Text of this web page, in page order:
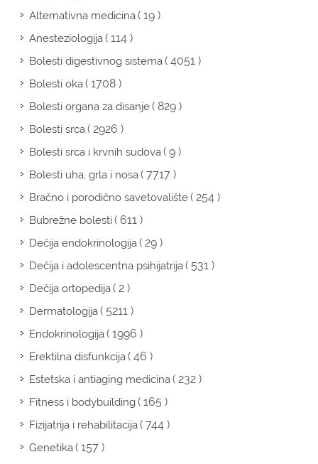
Alternativna medicina( 19 )
Anesteziologija( 114 )
Bolesti digestivnog sistema( 4051 )
Bolesti oka( 1708 )
Bolesti organa za disanje( 829 )
Bolesti srca( 2926 )
Bolesti srca i krvnih sudova( 9 )
Bolesti uha, grla i nosa( 7717 )
Bračno i porodično savetovalište( 254 )
Bubrežne bolesti( 611 )
Dečija endokrinologija( 29 )
Dečija i adolescentna psihijatrija( 531 )
Dečija ortopedija( 2 )
Dermatologija( 5211 )
Endokrinologija( 1996 )
Erektilna disfunkcija( 46 )
Estetska i antiaging medicina( 232 )
Fitness i bodybuilding( 165 )
Fizijatrija i rehabilitacija( 744 )
Genetika( 157 )